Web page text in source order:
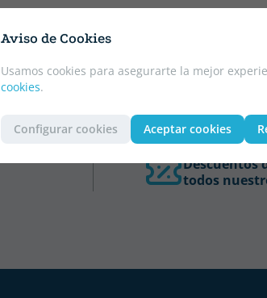
Aviso de Cookies
Usamos cookies para asegurarte la mejor
cookies.
Configurar cookies Aceptar cookies
Descuentos
todos